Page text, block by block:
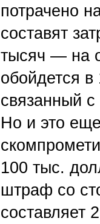
потрачено
составят
тысяч — на
обойдется
связанный
Но и это
100 тыс.
штраф со
составляет